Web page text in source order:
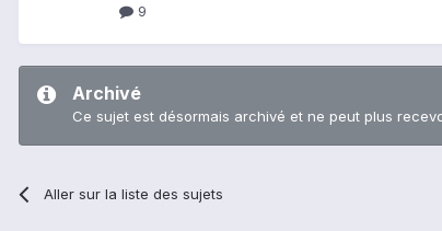
9
Archivé
Ce sujet est désormais archivé et ne peut plus
Aller sur la liste des sujets